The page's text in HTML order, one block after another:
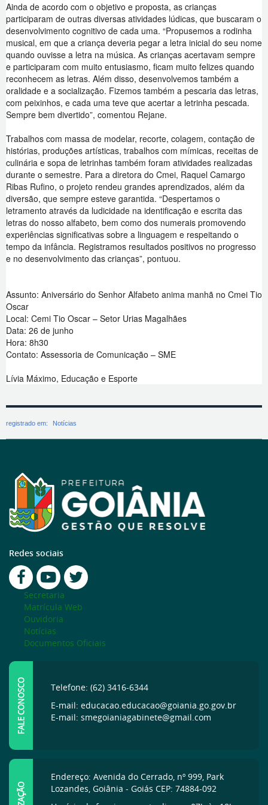
Ainda de acordo com o objetivo e proposta, as crianças
participaram de outras diversas atividades lúdicas, que buscaram o
desenvolvimento cognitivo de cada uma. “Propusemos a rodinha
musical, em que a criança deveria pegar a letra inicial do seu nome
quando ouvisse a letra na música. As crianças acertavam sempre
e participaram com muito entusiasmo, ficam muito felizes quando
reconhecem as letras. Além disso, desenvolvemos também a
oralidade e a socialização. Fizemos também a pescaria das letras,
com peixinhos, e cada uma teve que acertar a letrinha pescada.
Sempre bem divertido”, comentou Rejane.
Trabalhos com massa de modelar, recorte, colagem, contação de
histórias, produções artísticas, trabalhos com mímicas, receitas de
culinária e sopa de letrinhas também foram atividades realizadas
durante o semestre. Para a diretora do Cmei, Raquel Camargo
Ribas Rufino, o projeto rendeu grandes aprendizados, além da
diversão, que sempre esteve garantida. “Despertamos o
letramento através da ludicidade na identificação e escrita das
letras do nosso alfabeto, bem como dos numerais promovendo
experiências significativas sobre a linguagem e respeitando o
tempo da infância. Registramos resultados positivos no progresso
e no desenvolvimento das crianças”, pontuou.
Assunto: Aniversário do Senhor Alfabeto anima manhã no Cmei Tio
Oscar
Local: Cemi Tio Oscar – Setor Urias Magalhães
Data: 26 de junho
Hora: 8h30
Contato: Assessoria de Comunicação – SME
Lívia Máximo, Educação e Esporte
registrado em: Notícias
Redes sociais
Secretaria
Matrícula Web
Ouvidoria
Notícias
Documentos Oficiais
FALE CONOSCO
Telefone: (62) 3416-6344
E-mail: educacao.educacao@goiania.go.gov.br
E-mail: smegoianiagabinete@gmail.com
Endereço: Avenida do Cerrado, nº 999, Park
Lozandes, Goiânia - Goiás CEP: 74884-092